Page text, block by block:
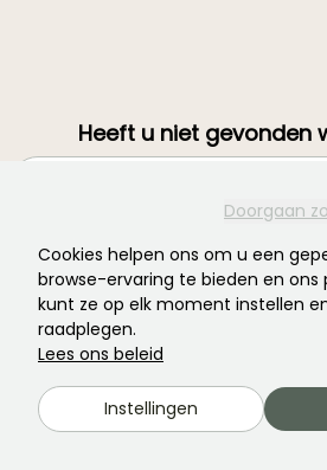
Doorgaan
Cookies helpen ons om u een
browse-ervaring te bieden en ons
kunt ze op elk moment instellen
raadplegen.
Lees ons beleid
Instellingen
Heeft u niet gevonden
Word lid van de community van